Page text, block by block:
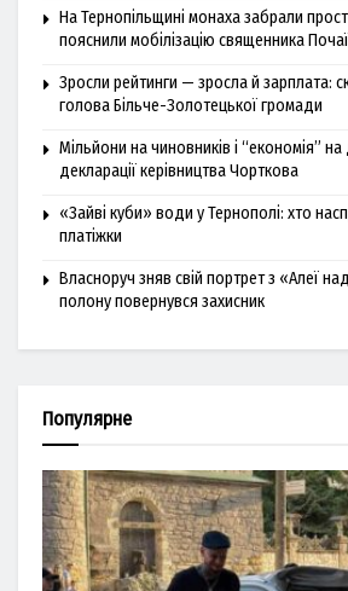
На Тернопільщині монаха забрали
пояснили мобілізацію священника
Зросли рейтинги — зросла й зарплата:
голова Більче-Золотецької громади
Мільйони на чиновників і “економія”
декларації керівництва Чорткова
«Зайві куби» води у Тернополі: хто
платіжки
Власноруч зняв свій портрет з «Алеї
полону повернувся захисник
Популярне